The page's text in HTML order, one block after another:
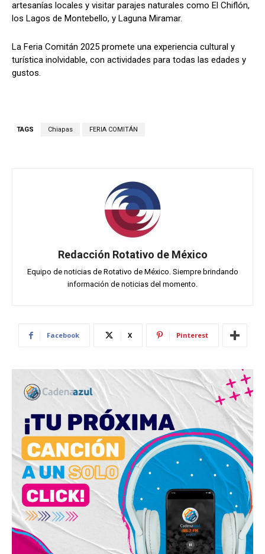
artesanías locales y visitar parajes naturales como El Chiflón,
los Lagos de Montebello, y Laguna Miramar.
La Feria Comitán 2025 promete una experiencia cultural y
turística inolvidable, con actividades para todas las edades y
gustos.
TAGS Chiapas FERIA COMITÁN
Redacción Rotativo de México
Equipo de noticias de Rotativo de México. Siempre brindando
información de noticias del momento.
Facebook X Pinterest